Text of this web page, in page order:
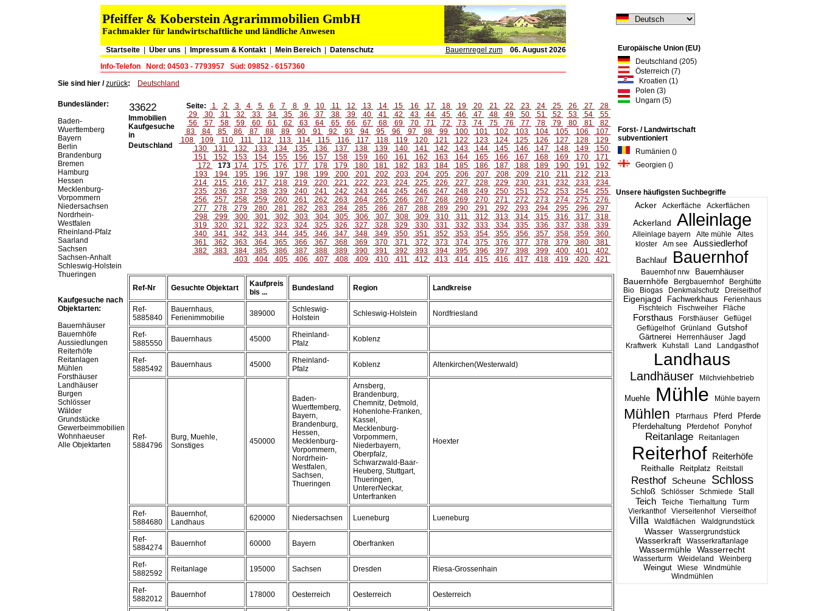
Pfeiffer & Koberstein Agrarimmobilien GmbH
Fachmakler für landwirtschaftliche und ländliche Anwesen
Startseite| Über uns Impressum & Kontakt| Mein Bereich Datenschutz Bauernregel zum
06. August 2026
Info-Telefon
Nord: 04503 - 7793957 Süd: 09852 - 6157360
Europäische Union (EU)
Deutschland (205)
Österreich (7)
Kroatien (1)
Polen (3)
Ungarn (5)
Forst- / Landwirtschaft
subventioniert
Rumänien ()
Georgien ()
Unsere häufigsten Suchbegriffe
Acker Ackerfläche Ackerflächen
Ackerland Alleinlage
Alleinlage bayern Alte mühle
Altes
kloster
Am see Aussiedlerhof
Bachlauf Bauernhof
Bauernhof nrw Bauernhäuser
Bauernhöfe Bergbauernhof
Berghütte
Bio
Biogas Denkmalschutz Dreiseithof
Eigenjagd Fachwerkhaus
Ferienhaus
Fischteich
Fischweiher Fläche
Forsthaus Forsthäuser
Geflügel
Geflügelhof
Grünland
Gutshof
Gärtnerei
Herrenhäuser Jagd
Kraftwerk Kuhstall Land Landgasthof
Landhaus
Landhäuser Milchviehbetrieb
Muehle Mühle Mühle bayern
Mühlen Pfarrhaus Pferd Pferde
Pferdehaltung Pferdehof Ponyhof
Reitanlage Reitanlagen
Reiterhof Reiterhöfe
Reithalle Reitplatz Reitstall
Resthof Scheune Schloss
Schloß Schlösser Schmiede Stall
Teich Teiche Tierhaltung
Turm
Vierkanthof
Vierseitenhof Vierseithof
Villa Waldflächen Waldgrundstück
Wasser Wassergrundstück
Wasserkraft Wasserkraftanlage
Wassermühle Wasserrecht
Wasserturm Weideland Weinberg
Weingut Wiese
Windmühle
Windmühlen
Sie sind hier /zurück: Deutschland
Bundesländer:
Baden-
Wuerttemberg
Bayern
Berlin
Brandenburg
Bremen
Hamburg
Hessen
Mecklenburg-
Vorpommern
Niedersachsen
Nordrhein-
Westfalen
Rheinland-Pfalz
Saarland
Sachsen
Sachsen-Anhalt
Schleswig-Holstein
Thueringen
Kaufgesuche nach
Objektarten:
Bauernhäuser
Bauernhöfe
Aussiedlungen
Reiterhöfe
Reitanlagen
Mühlen
Forsthäuser
Landhäuser
Burgen
Schlösser
Wälder
Grundstücke
Gewerbeimmobilien
Wohnhaeuser
Alle Objektarten
33622
Immobilien
Kaufgesuche
in
Deutschland
Seite: 1 2 3 4 5 6 7 8 9 10 11 12 13 14 15 16 17 18 19 20 21 22 23 24 25 26 27
28
29
30 31 32 33 34 35 36 37 38 39 40 41 42 43 44 45 46 47 48 49 50 51 52 53 54
55
56
57 58 59 60 61 62 63 64 65 66 67 68 69 70 71 72 73 74 75 76 77 78 79 80 81
82
83
84 85 86 87 88 89 90 91 92 93 94 95 96 97 98 99 100 101 102 103 104 105 106
107
108
109 110 111 112 113 114 115 116 117 118 119 120 121 122 123 124 125 126 127 128
129
130
131 132 133 134 135 136 137 138 139 140 141 142 143 144 145 146 147 148 149
150
151
152 153 154 155 156 157 158 159 160 161 162 163 164 165 166 167 168 169 170
171
172
173 174 175 176 177 178 179 180 181 182 183 184 185 186 187 188 189 190 191
192
193
194 195 196 197 198 199 200 201 202 203 204 205 206 207 208 209 210 211 212
213
214
215 216 217 218 219 220 221 222 223 224 225 226 227 228 229 230 231 232 233
234
235
236 237 238 239 240 241 242 243 244 245 246 247 248 249 250 251 252 253 254
255
256
257 258 259 260 261 262 263 264 265 266 267 268 269 270 271 272 273 274 275
276
277
278 279 280 281 282 283 284 285 286 287 288 289 290 291 292 293 294 295 296
297
298
299 300 301 302 303 304 305 306 307 308 309 310 311 312 313 314 315 316 317
318
319
320 321 322 323 324 325 326 327 328 329 330 331 332 333 334 335 336 337 338
339
340
341 342 343 344 345 346 347 348 349 350 351 352 353 354 355 356 357 358 359
360
361
362 363 364 365 366 367 368 369 370 371 372 373 374 375 376 377 378 379 380
381
382
383 384 385 386 387 388 389 390 391 392 393 394 395 396 397 398 399 400 401
402
403
404 405 406 407 408 409 410 411 412 413 414 415 416 417 418 419 420 421
Ref-Nr Gesuchte Objektart
Kaufpreis
bis ...
Bundesland Region Landkreise
Ref-
5885840
Bauernhaus,
Ferienimmobilie
389000
Schleswig-
Holstein
Schleswig-Holstein Nordfriesland
Ref-
5885550
Bauernhaus 45000
Rheinland-
Pfalz
Koblenz
Ref-
5885492
Bauernhaus 45000
Rheinland-
Pfalz
Koblenz Altenkirchen(Westerwald)
Ref-
5884796
Burg, Muehle,
Sonstiges
450000
Baden-
Wuerttemberg,
Bayern,
Brandenburg,
Hessen,
Mecklenburg-
Vorpommern,
Nordrhein-
Westfalen,
Sachsen,
Thueringen
Arnsberg,
Brandenburg,
Chemnitz, Detmold,
Hohenlohe-Franken,
Kassel,
Mecklenburg-
Vorpommern,
Niederbayern,
Oberpfalz,
Schwarzwald-Baar-
Heuberg, Stuttgart,
Thueringen,
UntererNeckar,
Unterfranken
Hoexter
Ref-
5884680
Bauernhof,
Landhaus
620000 Niedersachsen Lueneburg Lueneburg
Ref-
5884274
Bauernhof 60000 Bayern Oberfranken
Ref-
5882592
Reitanlage 195000 Sachsen Dresden Riesa-Grossenhain
Ref-
5882012
Bauernhof 178000 Oesterreich Oesterreich Oesterreich